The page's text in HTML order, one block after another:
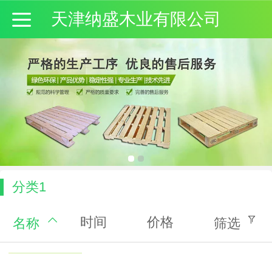
天津纳盛木业有限公司
分类1
名称 时间 价格 筛选